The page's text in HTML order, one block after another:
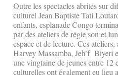
Outre les spectacles abrités sur
culturel Jean Baptiste Tati
enfants, esplanade Congo
par des ateliers de régie son et
espace et de lecture. Ces
Harvey Massamba, Jeh’f Biyeri
une vingtaine de jeunes entre 12
culturelles ont également eu lieu